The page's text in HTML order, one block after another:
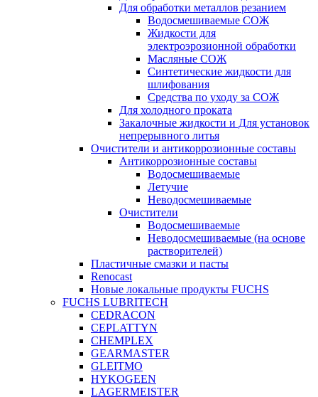
Для обработки металлов резанием
Водосмешиваемые СОЖ
Жидкости для
электроэрозионной обработки
Масляные СОЖ
Синтетические жидкости для
шлифования
Средства по уходу за СОЖ
Для холодного проката
Закалочные жидкости и Для установок
непрерывного литья
Очистители и антикоррозионные составы
Антикоррозионные составы
Водосмешиваемые
Летучие
Неводосмешиваемые
Очистители
Водосмешиваемые
Неводосмешиваемые (на основе
растворителей)
Пластичные смазки и пасты
Renocast
Новые локальные продукты FUCHS
FUCHS LUBRITECH
CEDRACON
CEPLATTYN
CHEMPLEX
GEARMASTER
GLEITMO
HYKOGEEN
LAGERMEISTER